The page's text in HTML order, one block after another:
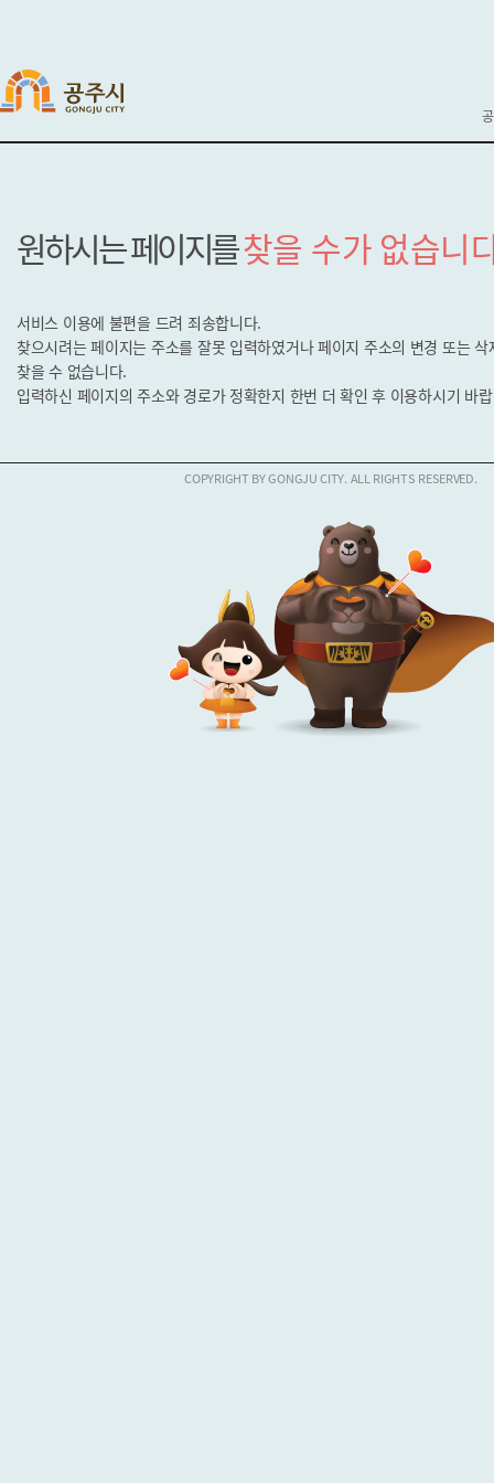
원하시는 페이지를찾을 수가 없습니
서비스 이용에 불편을 드려 죄송합니다.
찾으시려는 페이지는 주소를 잘못 입력하였거나 페이지 주소의 변경 또는
찾을 수 없습니다.
입력하신 페이지의 주소와 경로가 정확한지 한번 더 확인 후 이용하시기 바
COPYRIGHT BY GONGJU CITY. ALL RIGHTS RESERVED.